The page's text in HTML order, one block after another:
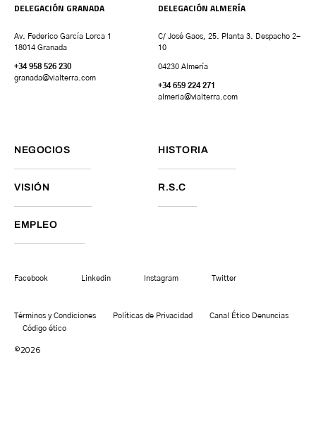
DELEGACIÓN GRANADA
Av. Federico García Lorca 1
18014 Granada
+34 958 526 230
granada@vialterra.com
DELEGACIÓN ALMERÍA
C/ José Gaos, 25. Planta 3. Despacho 2-
10
04230 Almería
+34 659 224 271
almeria@vialterra.com
NEGOCIOS HISTORIA
VISIÓN R.S.C
EMPLEO
Facebook Linkedin Instagram Twitter
Términos y Condiciones Políticas de Privacidad
Canal Ético Denuncias
Código ético
©2026